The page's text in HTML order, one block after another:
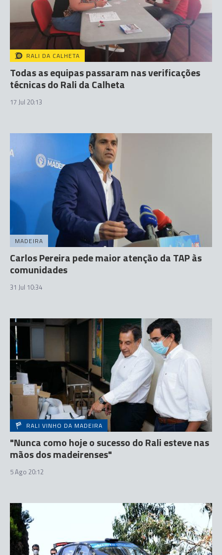
RALI DA CALHETA
Todas as equipas passaram nas verificações
técnicas do Rali da Calheta
17 Jul 20:13
MADEIRA
Carlos Pereira pede maior atenção da TAP às
comunidades
31 Jul 10:34
RALI VINHO DA MADEIRA
"Nunca como hoje o sucesso do Rali esteve nas
mãos dos madeirenses"
5 Ago 20:12